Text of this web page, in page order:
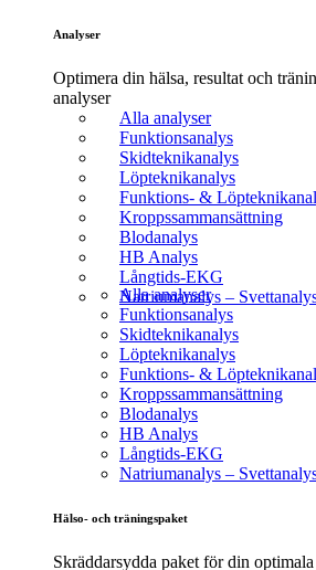
Analyser
Optimera din hälsa, resultat och
analyser
Alla analyser
Funktionsanalys
Skidteknikanalys
Löpteknikanalys
Funktions- &
Kroppssammansättning
Blodanalys
HB Analys
Långtids-EKG
Natriumanalys –
Alla analyser
Funktionsanalys
Skidteknikanalys
Löpteknikanalys
Funktions- &
Kroppssammansättning
Blodanalys
HB Analys
Långtids-EKG
Natriumanalys –
Hälso- och träningspaket
Skräddarsydda paket för din optimala